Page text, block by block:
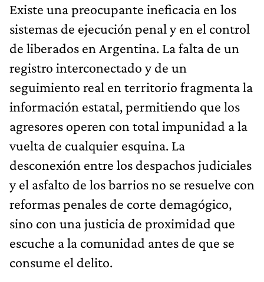
Existe una preocupante ineficacia en los
sistemas de ejecución penal y en el control
de liberados en Argentina. La falta de un
registro interconectado y de un
seguimiento real en territorio fragmenta la
información estatal, permitiendo que los
agresores operen con total impunidad a la
vuelta de cualquier esquina. La
desconexión entre los despachos judiciales
y el asfalto de los barrios no se resuelve con
reformas penales de corte demagógico,
sino con una justicia de proximidad que
escuche a la comunidad antes de que se
consume el delito.